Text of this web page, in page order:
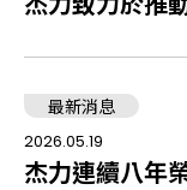
最新消息
2026.05.19